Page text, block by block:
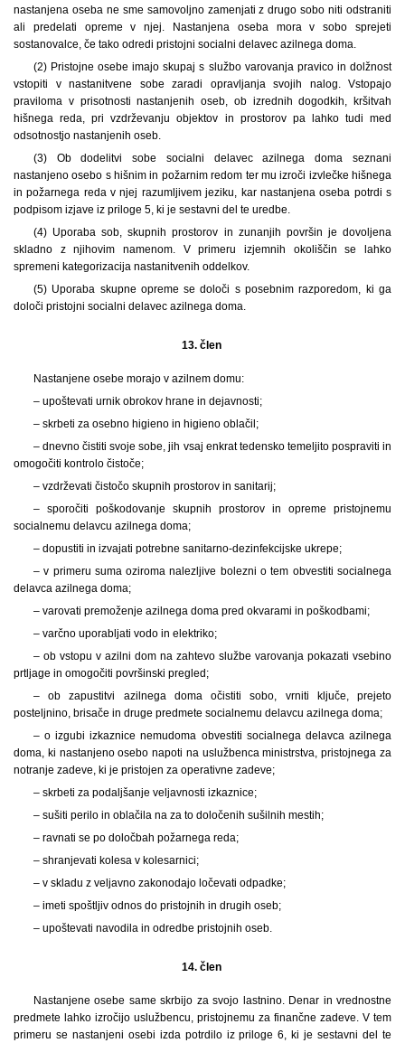
nastanjena oseba ne sme samovoljno zamenjati z drugo sobo niti odstraniti
ali predelati opreme v njej. Nastanjena oseba mora v sobo sprejeti
sostanovalce, če tako odredi pristojni socialni delavec azilnega doma.
(2) Pristojne osebe imajo skupaj s službo varovanja pravico in dolžnost
vstopiti v nastanitvene sobe zaradi opravljanja svojih nalog. Vstopajo
praviloma v prisotnosti nastanjenih oseb, ob izrednih dogodkih, kršitvah
hišnega reda, pri vzdrževanju objektov in prostorov pa lahko tudi med
odsotnostjo nastanjenih oseb.
(3) Ob dodelitvi sobe socialni delavec azilnega doma seznani
nastanjeno osebo s hišnim in požarnim redom ter mu izroči izvlečke hišnega
in požarnega reda v njej razumljivem jeziku, kar nastanjena oseba potrdi s
podpisom izjave iz priloge 5, ki je sestavni del te uredbe.
(4) Uporaba sob, skupnih prostorov in zunanjih površin je dovoljena
skladno z njihovim namenom. V primeru izjemnih okoliščin se lahko
spremeni kategorizacija nastanitvenih oddelkov.
(5) Uporaba skupne opreme se določi s posebnim razporedom, ki ga
določi pristojni socialni delavec azilnega doma.
13. člen
Nastanjene osebe morajo v azilnem domu:
– upoštevati urnik obrokov hrane in dejavnosti;
– skrbeti za osebno higieno in higieno oblačil;
– dnevno čistiti svoje sobe, jih vsaj enkrat tedensko temeljito pospraviti in
omogočiti kontrolo čistoče;
– vzdrževati čistočo skupnih prostorov in sanitarij;
– sporočiti poškodovanje skupnih prostorov in opreme pristojnemu
socialnemu delavcu azilnega doma;
– dopustiti in izvajati potrebne sanitarno-dezinfekcijske ukrepe;
– v primeru suma oziroma nalezljive bolezni o tem obvestiti socialnega
delavca azilnega doma;
– varovati premoženje azilnega doma pred okvarami in poškodbami;
– varčno uporabljati vodo in elektriko;
– ob vstopu v azilni dom na zahtevo službe varovanja pokazati vsebino
prtljage in omogočiti površinski pregled;
– ob zapustitvi azilnega doma očistiti sobo, vrniti ključe, prejeto
posteljnino, brisače in druge predmete socialnemu delavcu azilnega doma;
– o izgubi izkaznice nemudoma obvestiti socialnega delavca azilnega
doma, ki nastanjeno osebo napoti na uslužbenca ministrstva, pristojnega za
notranje zadeve, ki je pristojen za operativne zadeve;
– skrbeti za podaljšanje veljavnosti izkaznice;
– sušiti perilo in oblačila na za to določenih sušilnih mestih;
– ravnati se po določbah požarnega reda;
– shranjevati kolesa v kolesarnici;
– v skladu z veljavno zakonodajo ločevati odpadke;
– imeti spoštljiv odnos do pristojnih in drugih oseb;
– upoštevati navodila in odredbe pristojnih oseb.
14. člen
Nastanjene osebe same skrbijo za svojo lastnino. Denar in vrednostne
predmete lahko izročijo uslužbencu, pristojnemu za finančne zadeve. V tem
primeru se nastanjeni osebi izda potrdilo iz priloge 6, ki je sestavni del te